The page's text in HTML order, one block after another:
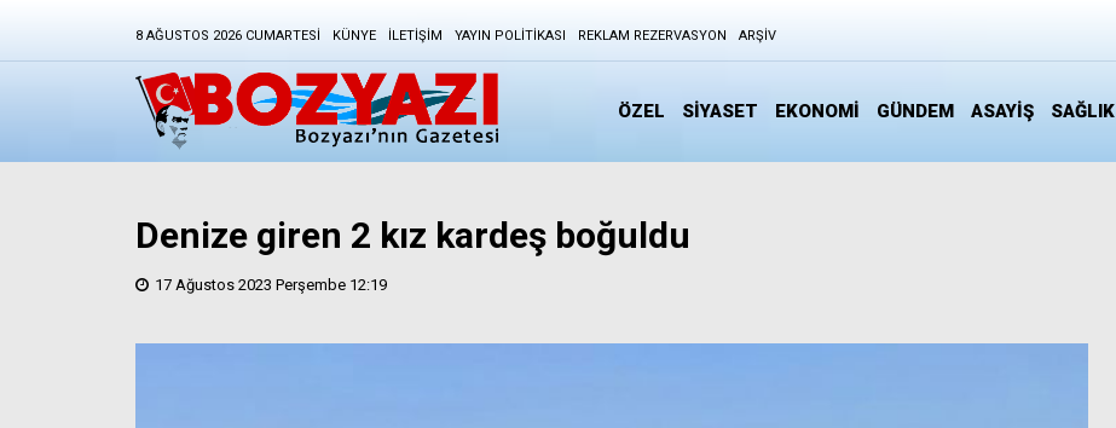
8 AĞUSTOS 2026 CUMARTESI KÜNYE İLETIŞIM YAYIN POLITIKASI REKLAM REZERVASYON ARŞIV
ÖZEL SİYASET EKONOMİ GÜNDEM ASAYİŞ SAĞLIK
Denize giren 2 kız kardeş boğuldu
17 Ağustos 2023 Perşembe 12:19